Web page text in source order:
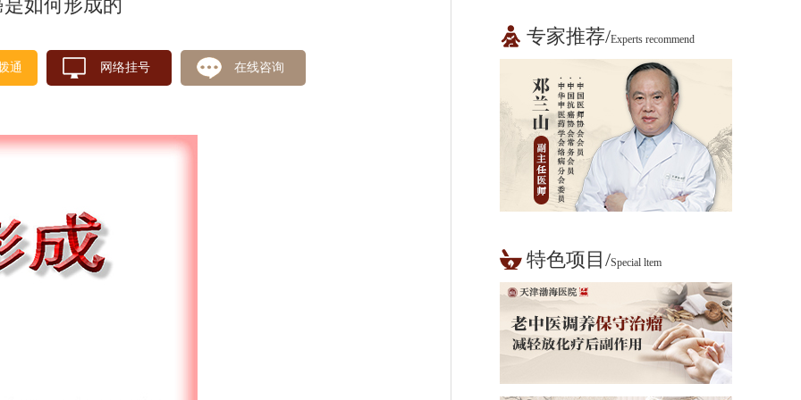
如何形成的
通 网络挂号 在线咨询
专家推荐/Experts recommend
特色项目/Special ltem